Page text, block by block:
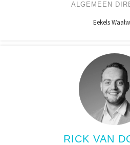
ALGEMEEN
Eekels
RICK VAN